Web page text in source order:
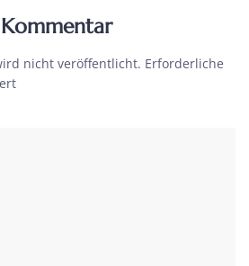
nicht veröffentlicht. Erforderliche